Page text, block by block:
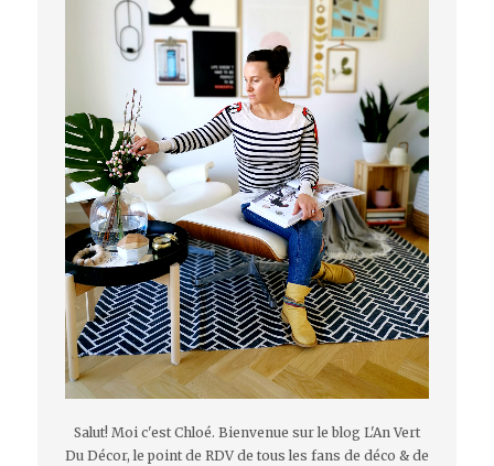
Salut! Moi c'est Chloé. Bienvenue sur le blog L'An Vert
Du Décor, le point de RDV de tous les fans de déco & de